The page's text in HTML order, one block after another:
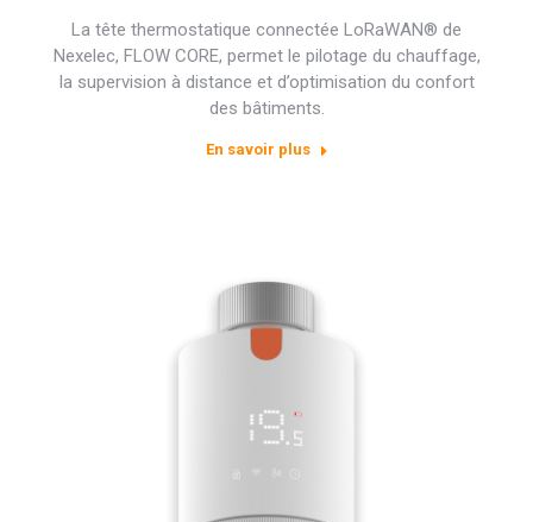
La tête thermostatique connectée LoRaWAN® de
Nexelec, FLOW CORE, permet le pilotage du chauffage,
la supervision à distance et d’optimisation du confort
des bâtiments.
En savoir plus